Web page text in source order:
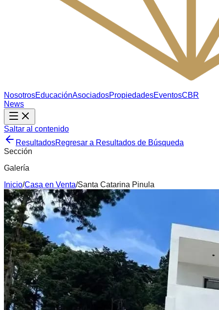
NosotrosEducaciónAsociadosPropiedadesEventosCBR
News
Saltar al contenido
ResultadosRegresar a Resultados de Búsqueda
Sección
Galería
Inicio/Casa en Venta/Santa Catarina Pinula